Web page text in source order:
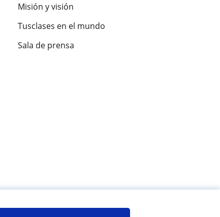
Misión y visión
Tusclases en el mundo
Sala de prensa